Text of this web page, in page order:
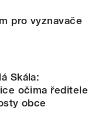
pro vyznavače
Skála:
očima ředitele
obce